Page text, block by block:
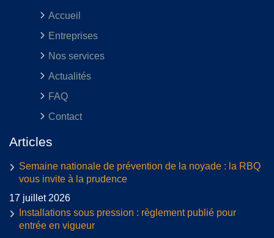
Accueil
Entreprises
Nos services
Actualités
FAQ
Contact
Articles
Semaine nationale de prévention de la noyade : la RBQ
vous invite à la prudence
17 juillet 2026
Installations sous pression : règlement publié pour
entrée en vigueur